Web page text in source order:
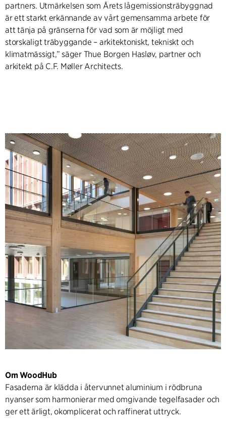
partners. Utmärkelsen som Årets lågemissionsträbyggnad
är ett starkt erkännande av vårt gemensamma arbete för
att tänja på gränserna för vad som är möjligt med
storskaligt träbyggande – arkitektoniskt, tekniskt och
klimatmässigt,” säger Thue Borgen Hasløv, partner och
arkitekt på C.F. Møller Architects.
Om WoodHub
Fasaderna är klädda i återvunnet aluminium i rödbruna
nyanser som harmonierar med omgivande tegelfasader och
ger ett ärligt, okomplicerat och raffinerat uttryck.